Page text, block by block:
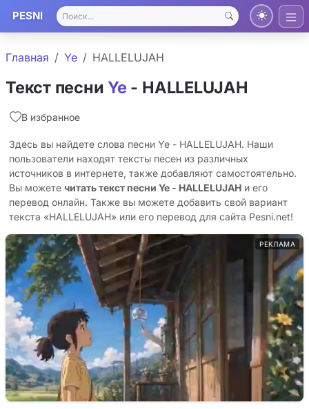
PESNI
Главная Ye HALLELUJAH
Текст песниYe - HALLELUJAH
В избранное
Здесь вы найдете слова песни Ye - HALLELUJAH. Наши
пользователи находят тексты песен из различных
источников в интернете, также добавляют самостоятельно.
Вы можете читать текст песни Ye - HALLELUJAH и его
перевод онлайн. Также вы можете добавить свой вариант
текста «HALLELUJAH» или его перевод для сайта Pesni.net!
РЕКЛАМА